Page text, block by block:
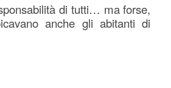
di tutti… ma forse,
anche gli abitanti di